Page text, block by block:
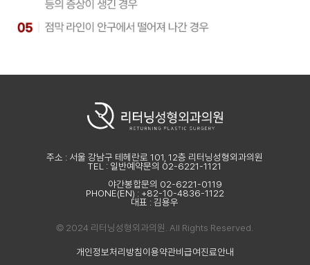
주소 : 서울 강남구 테헤란로 101, 12층 리터닝성형외과의원
TEL : 일반예약문의 02-6221-1121
야간봉합문의 02-6221-0119
PHONE(EN) : +82-10-4836-1122
대표 : 김용우
© 2024 리터닝성형외과의원. All Rights Reserved.
개인정보처리방침이용약관비급여진료안내